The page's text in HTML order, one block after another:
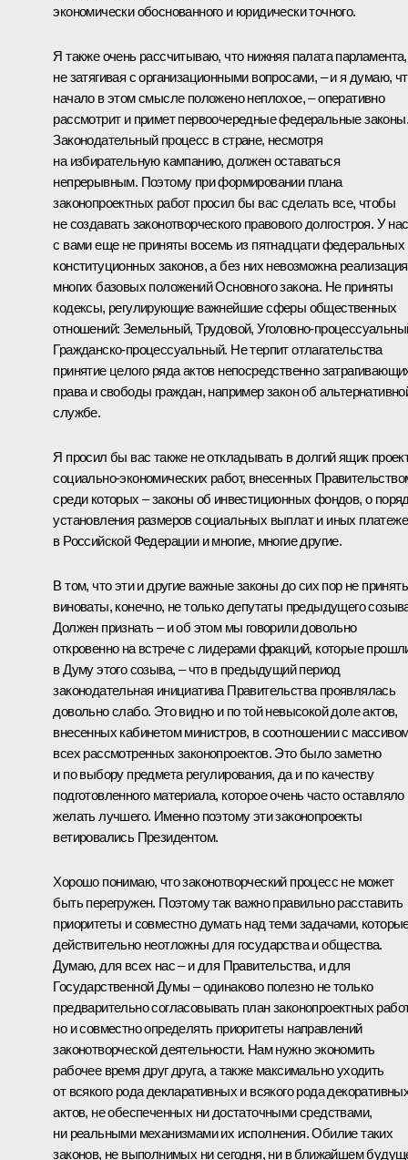
экономически обоснованного и юридически точного.
Я также очень рассчитываю, что нижняя палата парламента,
не затягивая с организационными вопросами, – и я думаю,
начало в этом смысле положено неплохое, – оперативно
рассмотрит и примет первоочередные федеральные законы.
Законодательный процесс в стране, несмотря
на избирательную кампанию, должен оставаться
непрерывным. Поэтому при формировании плана
законопроектных работ просил бы вас сделать все, чтобы
не создавать законотворческого правового долгостроя. У нас
с вами еще не приняты восемь из пятнадцати федеральных
конституционных законов, а без них невозможна реализация
многих базовых положений Основного закона. Не приняты
кодексы, регулирующие важнейшие сферы общественных
отношений: Земельный, Трудовой, Уголовно-
Гражданско-процессуальный. Не терпит отлагательства
принятие целого ряда актов непосредственно
права и свободы граждан, например закон об
службе.
Я просил бы вас также не откладывать в долгий ящик
социально-экономических работ, внесенных
среди которых – законы об инвестиционных фондов, о
установления размеров социальных выплат и иных
в Российской Федерации и многие, многие другие.
В том, что эти и другие важные законы до сих пор не
виноваты, конечно, не только депутаты предыдущего
Должен признать – и об этом мы говорили довольно
откровенно на встрече с лидерами фракций, которые
в Думу этого созыва, – что в предыдущий период
законодательная инициатива Правительства проявлялась
довольно слабо. Это видно и по той невысокой доле актов,
внесенных кабинетом министров, в соотношении с
всех рассмотренных законопроектов. Это было заметно
и по выбору предмета регулирования, да и по качеству
подготовленного материала, которое очень часто оставляло
желать лучшего. Именно поэтому эти законопроекты
ветировались Президентом.
Хорошо понимаю, что законотворческий процесс не может
быть перегружен. Поэтому так важно правильно расставить
приоритеты и совместно думать над теми задачами,
действительно неотложны для государства и общества.
Думаю, для всех нас – и для Правительства, и для
Государственной Думы – одинаково полезно не только
предварительно согласовывать план законопроектных
но и совместно определять приоритеты направлений
законотворческой деятельности. Нам нужно экономить
рабочее время друг друга, а также максимально уходить
от всякого рода декларативных и всякого рода
актов, не обеспеченных ни достаточными средствами,
ни реальными механизмами их исполнения. Обилие таких
законов, не выполнимых ни сегодня, ни в ближайшем